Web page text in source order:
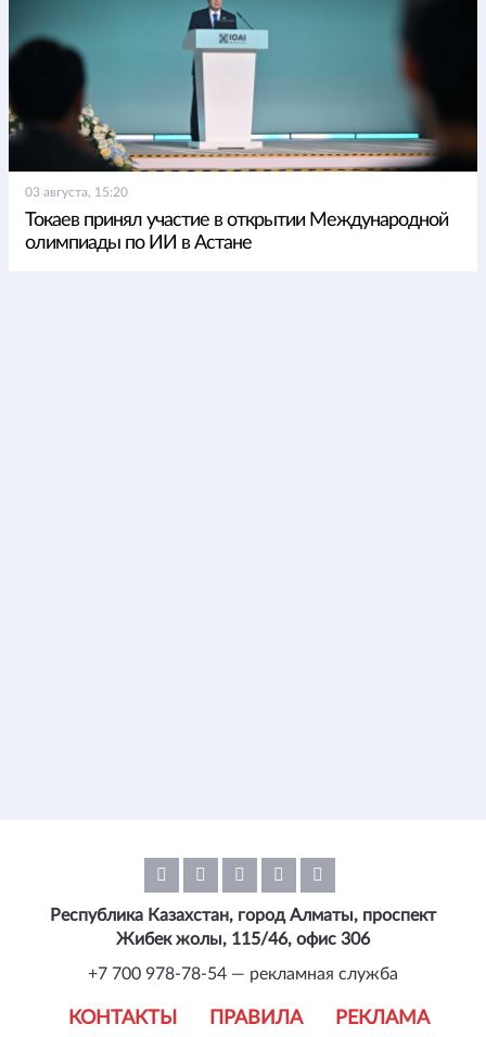
03 августа, 15:20
Токаев принял участие в открытии Международной
олимпиады по ИИ в Астане
КОНТАКТЫ ПРАВИЛА РЕКЛАМА
Республика Казахстан, город Алматы, проспект
Жибек жолы, 115/46, офис 306
+7 700 978-78-54 — рекламная служба